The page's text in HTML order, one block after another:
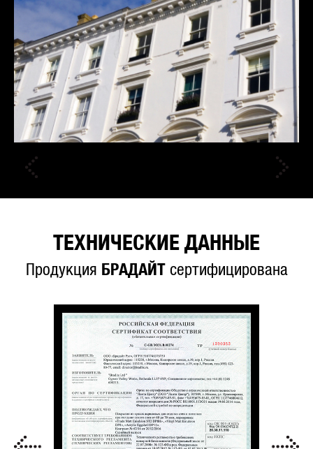
ТЕХНИЧЕСКИЕ ДАННЫЕ
Продукция БРАДАЙТсертифицирована